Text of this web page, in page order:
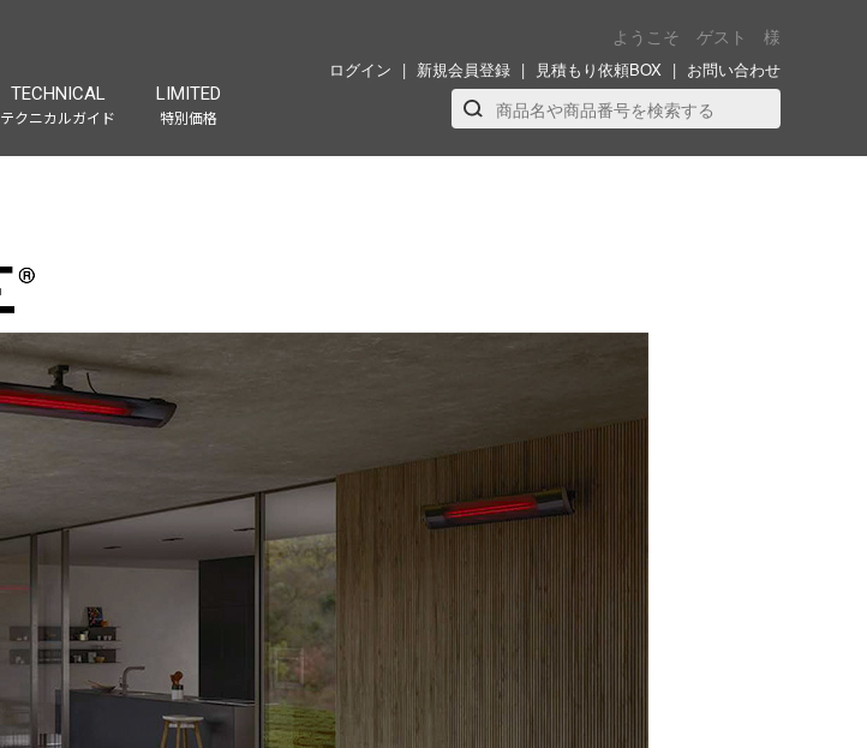
ようこそ ゲスト 様
ログイン 新規会員登録 見積もり依頼BOX お問い合わせ
TECHNICAL
テクニカルガイド
LIMITED
特別価格